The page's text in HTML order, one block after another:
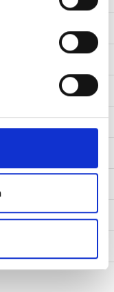
detailgedeelte in.
media te bieden
Ook delen we
en analyse. Deze
met andere
die ze hebben
hun services.